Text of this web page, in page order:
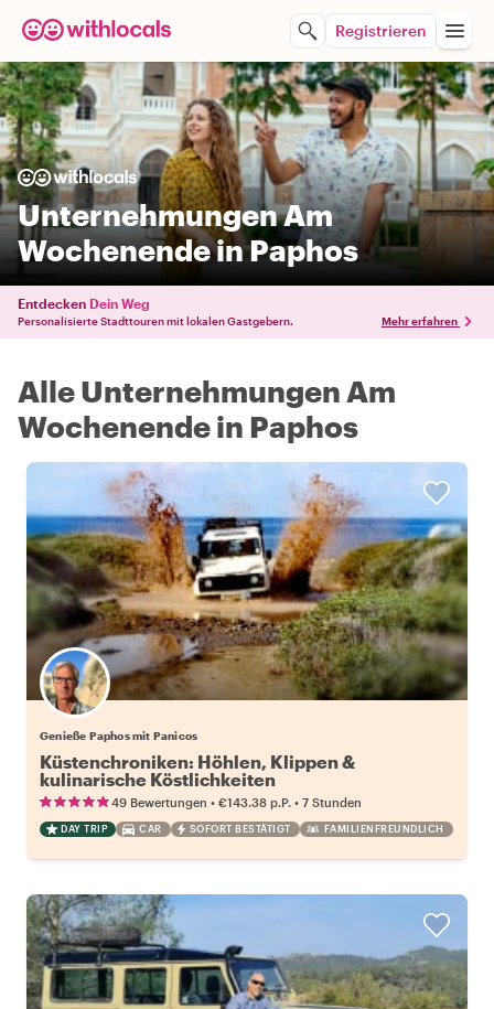
Registrieren
Unternehmungen Am
Wochenende in Paphos
Entdecken Dein Weg
Personalisierte Stadttouren mit lokalen Gastgebern. Mehr erfahren
Alle Unternehmungen Am
Wochenende in Paphos
Genieße Paphos mit Panicos
Küstenchroniken: Höhlen, Klippen &
kulinarische Köstlichkeiten
49 Bewertungen • €143.38 p.P. • 7 Stunden
DAY TRIP CAR SOFORT BESTÄTIGT FAMILIENFREUNDLICH